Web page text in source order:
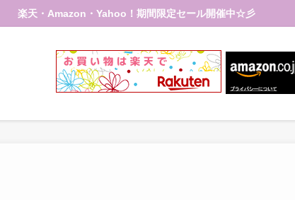
楽天・Amazon・Yahoo！期間限定セール開催中☆彡